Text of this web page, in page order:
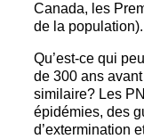
Canada, les
de la population).
Qu’est-ce qui
de 300 ans
similaire? Les
épidémies, des
d’extermination